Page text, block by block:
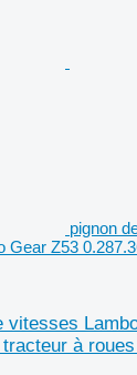
pignon
Gear Z53
vitesses
à